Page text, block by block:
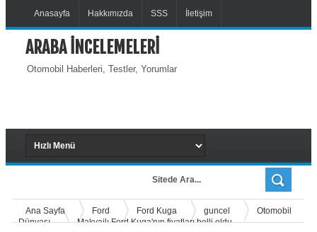
Anasayfa Hakkımızda SSS İletişim
ARABA İNCELEMELERİ
Otomobil Haberleri, Testler, Yorumlar
Ana Sayfa Ford Ford Kuga guncel
Otomobil
Dünyası
Makyajlı Ford Kuga'nın fiyatları belli oldu